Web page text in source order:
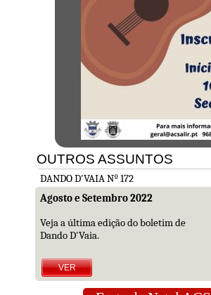
VER
Agosto e Setembro 2022
Veja a última edição do boletim de
Dando D'Vaia.
OUTROS ASSUNTOS
DANDO D'VAIA Nº 172